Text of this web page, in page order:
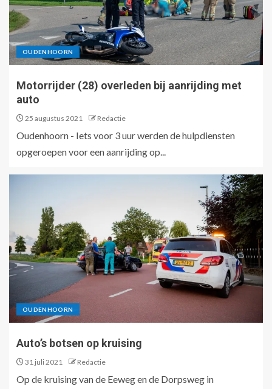
OUDENHOORN
Motorrijder (28) overleden bij aanrijding met
auto
25 augustus 2021 Redactie
Oudenhoorn - Iets voor 3 uur werden de hulpdiensten
opgeroepen voor een aanrijding op...
OUDENHOORN
Auto’s botsen op kruising
31 juli 2021 Redactie
Op de kruising van de Eeweg en de Dorpsweg in